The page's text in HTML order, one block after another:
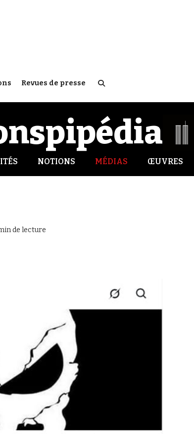
Revues de presse
NOTIONS MÉDIAS ŒUVRES
de lecture